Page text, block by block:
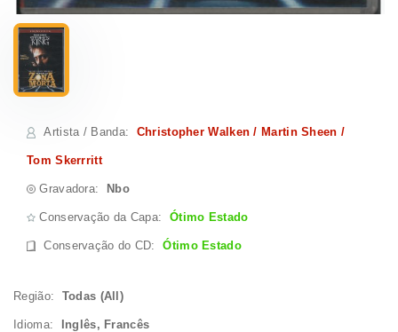
Artista / Banda: Christopher Walken / Martin Sheen /
Tom Skerrritt
Gravadora: Nbo
Conservação da Capa: Ótimo Estado
Conservação do CD:Ótimo Estado
Região: Todas (All)
Idioma: Inglês, Francês